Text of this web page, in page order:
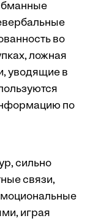
во
ложная
уводящие в
по
сильно
связи,
играя